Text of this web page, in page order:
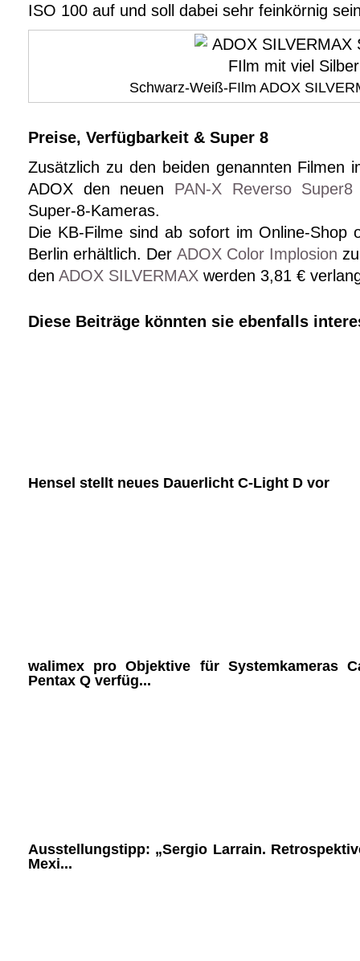
ISO 100 auf und soll dabei sehr feinkörnig
Schwarz-Weiß-FIlm ADOX
Preise, Verfügbarkeit & Super 8
Zusätzlich zu den beiden genannten Filmen
ADOX den neuen PAN-X Reverso Super8
Super-8-Kameras.
Die KB-Filme sind ab sofort im Online-Shop
Berlin erhältlich. Der ADOX Color Implosion
den ADOX SILVERMAX werden 3,81 €
Diese Beiträge könnten sie ebenfalls
Hensel stellt neues Dauerlicht C-Light D vor
walimex pro Objektive für Systemkameras
Pentax Q verfüg...
Ausstellungstipp: „Sergio Larrain.
Mexi...